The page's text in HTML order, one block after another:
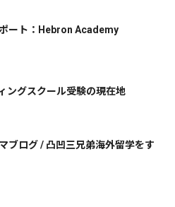
ート：Hebron Academy
ングスクール受験の現在地
ブログ / 凸凹三兄弟海外留学をす